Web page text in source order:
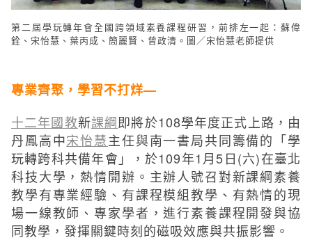
第二屆學玩轉年會全國跨領域素養課程研習，前排左一起：蘇偉
銓、宋怡慧、葉丙成、簡麗賢、曾政清。圖／宋怡慧老師提供
專業齊聚，學習不打烊—
十二年國教新課綱即將於108學年度正式上路，由
丹鳳高中宋怡慧主任與南一書局共同籌備的「學
玩轉跨科共備年會」，於109年1月5日(六)在臺北
科技大學，熱情開辦。主辦人號召對新課綱素養
教學有專業經驗、有課程模組教學、有熱情的現
場一線教師、專家學者，進行素養課程開發與協
同教學，發揮關鍵時刻的磁吸效應與共振影響。